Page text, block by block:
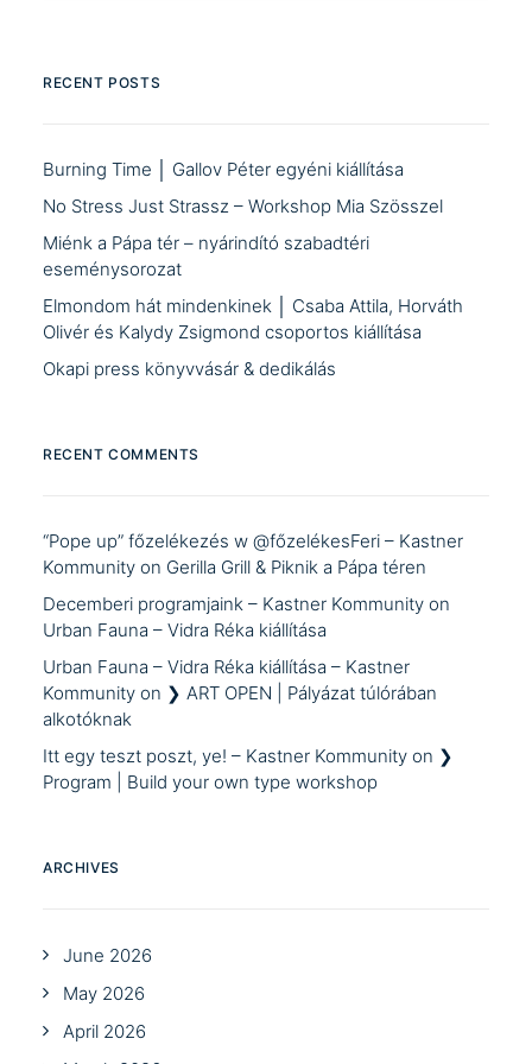
RECENT POSTS
Burning Time │ Gallov Péter egyéni kiállítása
No Stress Just Strassz – Workshop Mia Szösszel
Miénk a Pápa tér – nyárindító szabadtéri
eseménysorozat
Elmondom hát mindenkinek │ Csaba Attila, Horváth
Olivér és Kalydy Zsigmond csoportos kiállítása
Okapi press könyvvásár & dedikálás
RECENT COMMENTS
“Pope up” főzelékezés w @főzelékesFeri – Kastner
Kommunity on Gerilla Grill & Piknik a Pápa téren
Decemberi programjaink – Kastner Kommunity on
Urban Fauna – Vidra Réka kiállítása
Urban Fauna – Vidra Réka kiállítása – Kastner
Kommunity on ❯ ART OPEN | Pályázat túlórában
alkotóknak
Itt egy teszt poszt, ye! – Kastner Kommunity on ❯
Program | Build your own type workshop
ARCHIVES
June 2026
May 2026
April 2026